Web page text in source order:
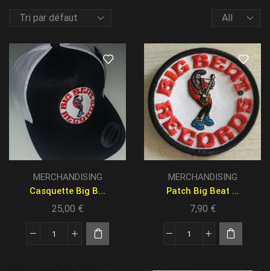
MERCHANDISING
Casquette Big B...
25,00 €
MERCHANDISING
Patch Big Beat ...
7,90 €